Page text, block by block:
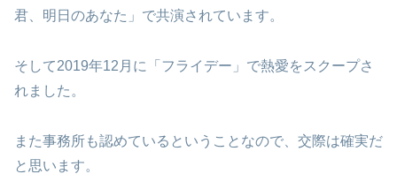
君、明日のあなた」で共演されています。
そして2019年12月に「フライデー」で熱愛をスクープさ
れました。
また事務所も認めているということなので、交際は確実だ
と思います。